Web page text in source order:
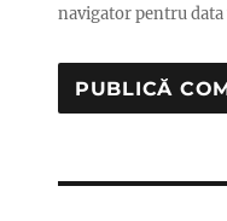
navigator pentru data